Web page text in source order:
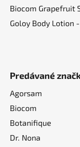
Biocom Grapefruit
Goloy Body Lotion
Predávané
Agorsam
Biocom
Botanifique
Dr. Nona